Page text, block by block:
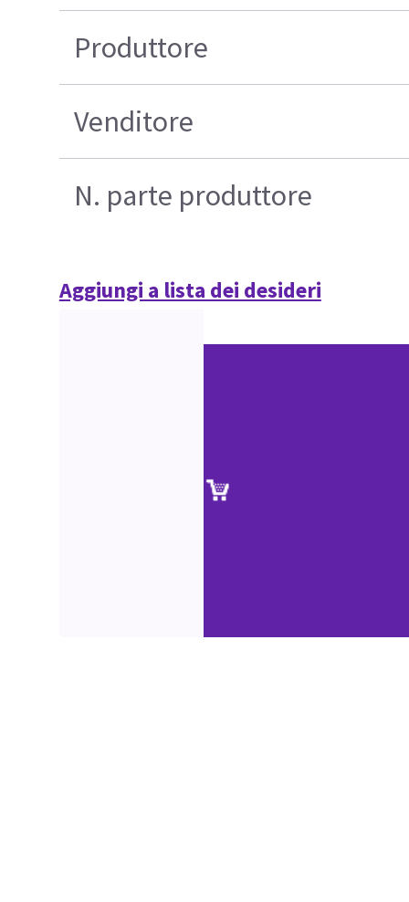
Produttore
Venditore
N. parte produttore
Aggiungi a lista dei desideri